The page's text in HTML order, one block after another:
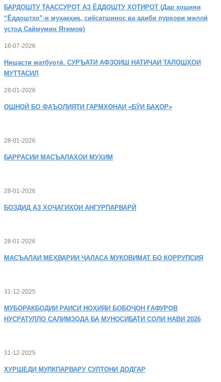
БАРДОШТУ ТААССУРОТ АЗ ЁДДОШТУ ХОТИРОТ (Дар ҳошияи
“Ёддоштҳо”-и муҳаққиқ, сиёсатшинос ва адиби пуркори миллӣ
устод Саймумин Ятимов)
18-07-2026
Нишасти матбуотӣ. СУРЪАТИ АФЗОИШ НАТИҶАИ ТАЛОШҲОИ
МУТТАСИЛ
28-01-2026
ОШНОӢ БО ФАЪОЛИЯТИ ГАРМХОНАИ «БӮИ БАҲОР»
28-01-2026
БАРРАСИИ МАСЪАЛАҲОИ МУҲИМ
28-01-2026
БОЗДИД АЗ ХОҶАГИҲОИ АНГУРПАРВАРӢ
28-01-2026
МАСЪАЛАИ МЕҲВАРИИ ҶАЛАСА МУҚОВИМАТ БО КОРРУПСИЯ
31-12-2025
МУБОРАКБОДИИ РАИСИ НОҲИЯИ БОБОҶОН ҒАФУРОВ
НУСРАТУЛЛО САЛИМЗОДА БА МУНОСИБАТИ СОЛИ НАВИ 2026
31-12-2025
ХУРШЕДИ МУЛКПАРВАРУ СУЛТОНИ ДОДГАР